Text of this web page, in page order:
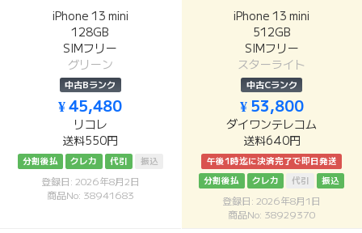
iPhone 13 mini
128GB
SIMフリー
グリーン
中古Bランク
¥ 45,480
リコレ
送料550円
分割後払 クレカ 代引 振込
登録日: 2026年8月2日
商品No: 38941683
iPhone 13 mini
512GB
SIMフリー
スターライト
中古Cランク
¥ 53,800
ダイワンテレコム
送料640円
午後1時迄に決済完了で即日発送
分割後払
クレカ 代引 振込
登録日: 2026年8月1日
商品No: 38929370